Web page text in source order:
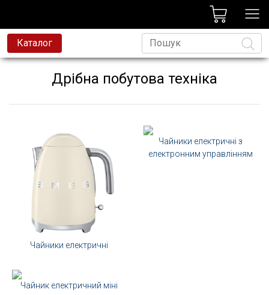
Каталог
техніка
та змішувачі
Дрібна побутова техніка
Чайники електричні
Чайники електричні з
електронним управлінням
Чайник електричний міні